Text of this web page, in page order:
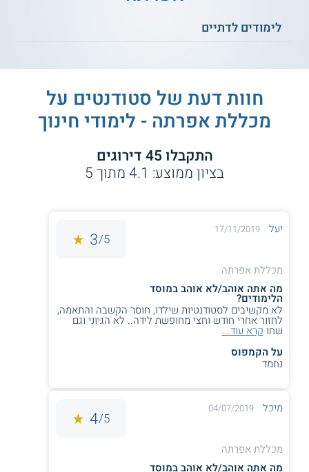
ביתית ותומכת, אשר שמים באופן תמידי את הילד וצרכיו במרכז
** לתשומת לבך נכונות המידע עלולה להשתנות
מעת לעת. המידע המוצג כאן נכתב ונערך על ידי
צוות האתר. למען הסר ספק בין האתר למוסד
הלימודים לא מתקיים קשר מכל סוג שהוא.
למידע נוסף לחצו:
לימודים לדתיים
חוות דעת של סטודנטים על
מכללת אפרתה - לימודי חינוך
התקבלו45דירוגים
בציון ממוצע: 4.1מתוך5
יעל 17/11/2019
5/
3
מכללת אפרתה
מה אתה אוהב/לא אוהב במוסד
הלימודים?
לא מקשיבים לסטודנטיות שילדו, חוסר הקשבה והתאמה,
לחזור אחרי חודש וחצי מחופשת לידה.. לא הגיוני וגם
שחו קרא עוד...
על הקמפוס
נחמד
מיכל 04/07/2019
5/
4
מכללת אפרתה
מה אתה אוהב/לא אוהב במוסד